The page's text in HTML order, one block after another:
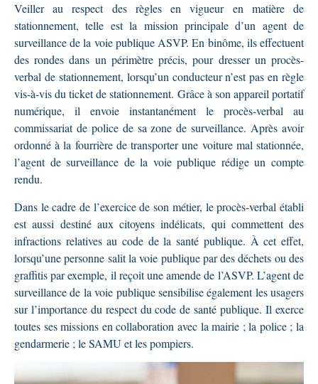
Veiller au respect des règles en vigueur en matière de
stationnement, telle est la mission principale d’un agent de
surveillance de la voie publique ASVP. En binôme, ils effectuent
des rondes dans un périmètre précis, pour dresser un procès-
verbal de stationnement, lorsqu’un conducteur n’est pas en règle
vis-à-vis du ticket de stationnement. Grâce à son appareil portatif
numérique, il envoie instantanément le procès-verbal au
commissariat de police de sa zone de surveillance. Après avoir
ordonné à la fourrière de transporter une voiture mal stationnée,
l’agent de surveillance de la voie publique rédige un compte
rendu.
Dans le cadre de l’exercice de son métier, le procès-verbal établi
est aussi destiné aux citoyens indélicats, qui commettent des
infractions relatives au code de la santé publique. À cet effet,
lorsqu’une personne salit la voie publique par des déchets ou des
graffitis par exemple, il reçoit une amende de l’ASVP. L’agent de
surveillance de la voie publique sensibilise également les usagers
sur l’importance du respect du code de santé publique. Il exerce
toutes ses missions en collaboration avec la mairie ; la police ; la
gendarmerie ; le SAMU et les pompiers.